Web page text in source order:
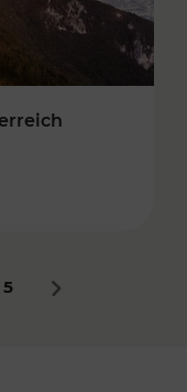
5 Nächstes